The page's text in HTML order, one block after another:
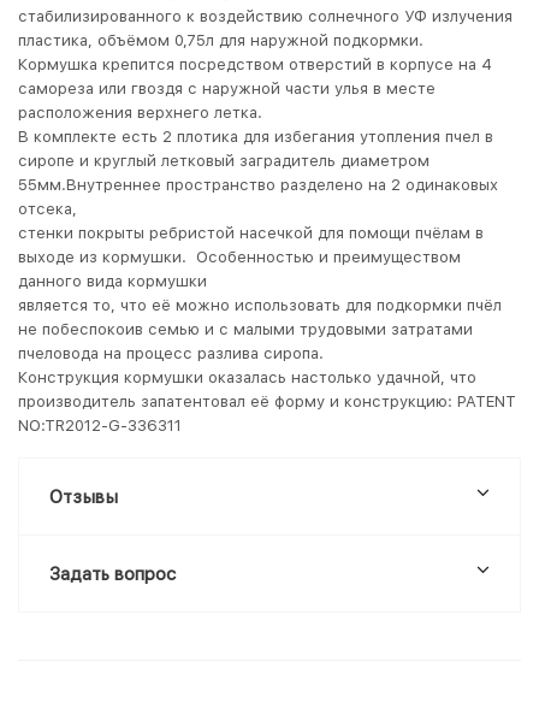
стабилизированного к воздействию солнечного УФ излучения
пластика, объёмом 0,75л для наружной подкормки.
Кормушка крепится посредством отверстий в корпусе на 4
самореза или гвоздя с наружной части улья в месте
расположения верхнего летка.
В комплекте есть 2 плотика для избегания утопления пчел в
сиропе и круглый летковый заградитель диаметром
55мм.Внутреннее пространство разделено на 2 одинаковых
отсека,
стенки покрыты ребристой насечкой для помощи пчёлам в
выходе из кормушки. Особенностью и преимуществом
данного вида кормушки
является то, что её можно использовать для подкормки пчёл
не побеспокоив семью и с малыми трудовыми затратами
пчеловода на процесс разлива сиропа.
Конструкция кормушки оказалась настолько удачной, что
производитель запатентовал её форму и конструкцию: PATENT
NO:TR2012-G-336311
Отзывы
Задать вопрос